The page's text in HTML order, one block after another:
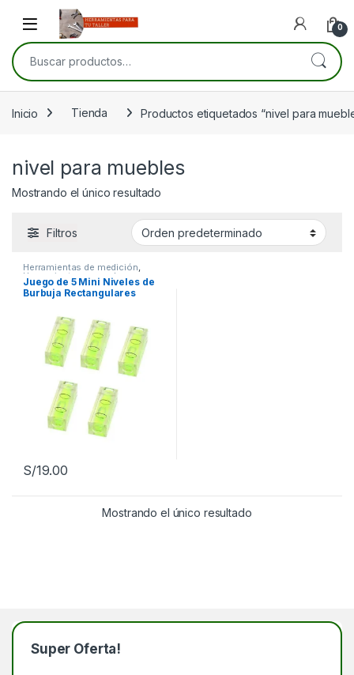
Skip to navigation
Skip to content
Open 0
Buscar por:
Inicio Tienda Productos etiquetados “nivel para
nivel para muebles
Mostrando el único resultado
Filtros
Herramientas de medición,
Herramientas manuales
Herramientas para carpintería,
Herramientas para electricistas
Herramientas para la
Juego de 5 Mini Niveles de
Burbuja Rectangulares
S/19.00
Mostrando el único resultado
Super Oferta!